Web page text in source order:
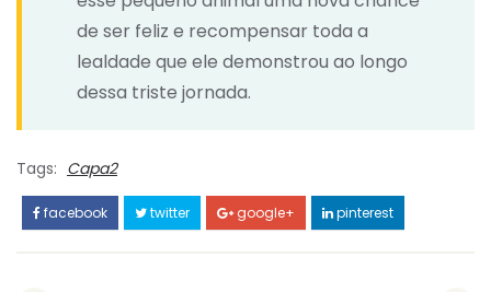
de ser feliz e recompensar toda a
lealdade que ele demonstrou ao longo
dessa triste jornada.
Tags: Capa2
facebook twitter google+ pinterest